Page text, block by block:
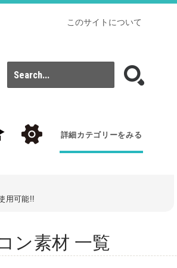
このサイトについて
詳細カテゴリーをみる
用可能!!
ン素材 一覧